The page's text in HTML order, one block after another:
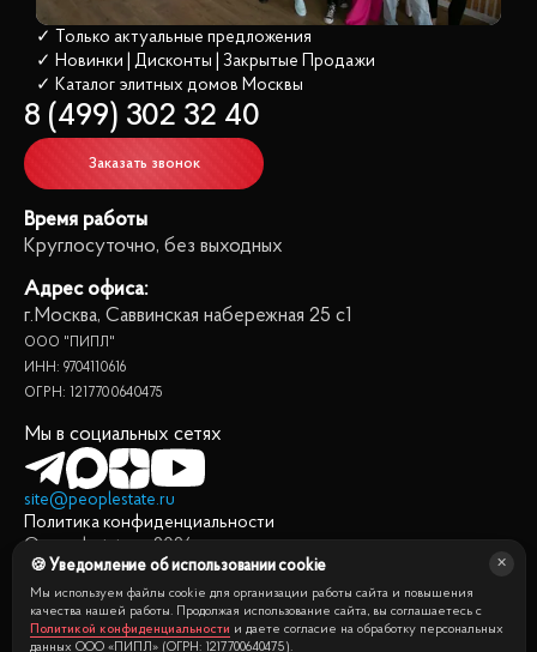
✓ Только актуальные предложения
✓ Новинки | Дисконты | Закрытые Продажи
✓ Каталог элитных домов Москвы
8 (499) 302 32 40
Заказать звонок
Время работы
Круглосуточно, без выходных
Адрес офиса:
г.Москва, Саввинская набережная 25 с1
ООО "ПИПЛ"
ИНН: 9704110616
ОГРН: 1217700640475
Мы в социальных сетях
site@peoplestate.ru
Политика конфиденциальности
© peoplestate.ru 2026
Представленная на сайте информация, в т.ч. стоимости
квартир, носит информационный характер и не является
публичной офертой. Условия продажи квартиры могут быть
изменены собственником без уведомления.
🍪 Уведомление об использовании cookie
Мы используем файлы cookie для организации работы сайта и повышения
качества нашей работы. Продолжая использование сайта, вы соглашаетесь с
Политикой конфиденциальности и даете согласие на обработку персональных
данных ООО «ПИПЛ» (ОГРН: 1217700640475).